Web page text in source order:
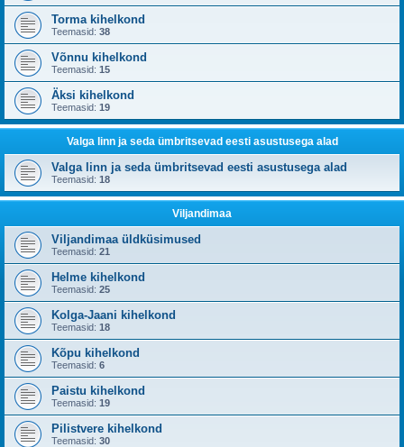
Torma kihelkond
Teemasid: 38
Võnnu kihelkond
Teemasid: 15
Äksi kihelkond
Teemasid: 19
Valga linn ja seda ümbritsevad eesti asustusega alad
Valga linn ja seda ümbritsevad eesti asustusega alad
Teemasid: 18
Viljandimaa
Viljandimaa üldküsimused
Teemasid: 21
Helme kihelkond
Teemasid: 25
Kolga-Jaani kihelkond
Teemasid: 18
Kõpu kihelkond
Teemasid: 6
Paistu kihelkond
Teemasid: 19
Pilistvere kihelkond
Teemasid: 30